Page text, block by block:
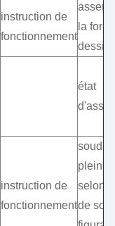
instruction de
fonctionnement
la
dessin
état
instruction de
fonctionnement
pleine
selon
de